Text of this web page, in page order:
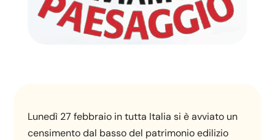
Lunedì 27 febbraio in tutta Italia si è avviato un
censimento dal basso del patrimonio edilizio